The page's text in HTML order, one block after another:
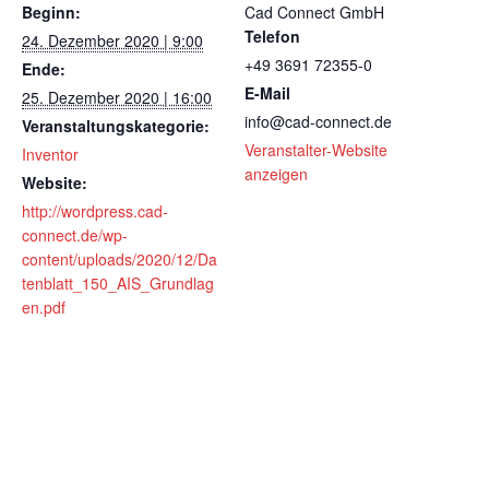
Beginn:
24. Dezember 2020 | 9:00
Ende:
25. Dezember 2020 | 16:00
Veranstaltungskategorie:
Inventor
Website:
http://wordpress.cad-
connect.de/wp-
content/uploads/2020/12/Da
tenblatt_150_AIS_Grundlag
en.pdf
Cad Connect GmbH
Telefon
+49 3691 72355-0
E-Mail
info@cad-connect.de
Veranstalter-Website
anzeigen